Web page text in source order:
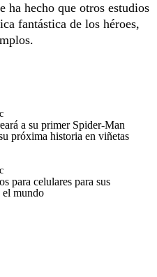
ha hecho que otros estudios
fantástica de los héroes,
a su primer Spider-Man
próxima historia en viñetas
para celulares para sus
el mundo